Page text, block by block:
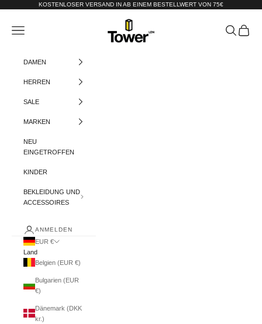
Zum Inhalt springenKOSTENLOSER VERSAND IN AB EINEM BESTELLWERT VON 75€
Tower-London.De
Menü Suchen
DAMEN
HERREN
SALE
MARKEN
NEU
EINGETROFFEN
KINDER
BEKLEIDUNG UND
ACCESSOIRES
ANMELDEN
EUR €
Land
Belgien (EUR €)
Bulgarien (EUR
€)
Dänemark (DKK
kr.)